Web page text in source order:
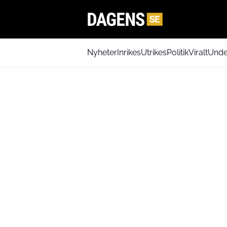
NyheterInrikesUtrikesPolitikViralt